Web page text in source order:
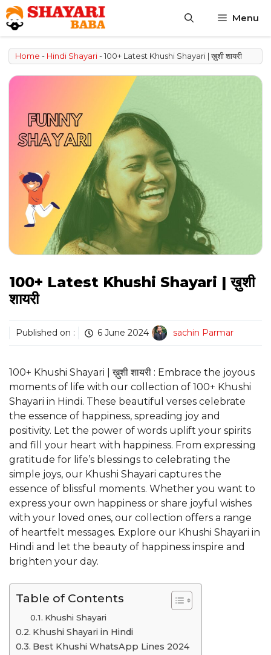
Skip
to
content
Menu
Home - Hindi Shayari-100+ Latest Khushi Shayari | ख़ुशी शायरी
100+ Latest Khushi Shayari | ख़ुशी
शायरी
Published on : 6 June 2024 sachin Parmar
100+ Khushi Shayari | ख़ुशी शायरी : Embrace the joyous
moments of life with our collection of 100+ Khushi
Shayari in Hindi. These beautiful verses celebrate
the essence of happiness, spreading joy and
positivity. Let the power of words uplift your spirits
and fill your heart with happiness. From expressing
gratitude for life’s blessings to celebrating the
simple joys, our Khushi Shayari captures the
essence of blissful moments. Whether you want to
express your own happiness or share joyful wishes
with your loved ones, our collection offers a range
of heartfelt messages. Explore our Khushi Shayari in
Hindi and let the beauty of happiness inspire and
brighten your day.
Table of Contents
Khushi Shayari
Khushi Shayari in Hindi
Best Khushi WhatsApp Lines 2024